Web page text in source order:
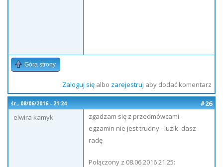
Góra strony
Zaloguj sięalbo zarejestruj aby dodać komentarz
śr., 08/06/2016 - 21:24
#26
elwira kamyk
zgadzam się z przedmówcami -
egzamin nie jest trudny - luzik. dasz
radę
Połączony z 08.06.2016 21:25: